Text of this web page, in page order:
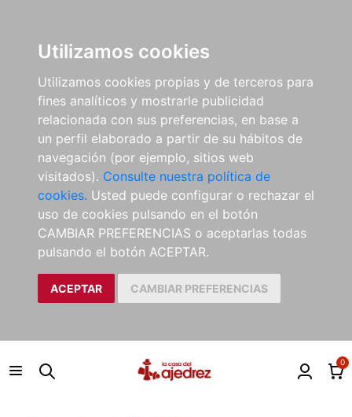
Utilizamos cookies
Utilizamos cookies propias y de terceros para
fines analíticos y mostrarle publicidad
relacionada con sus preferencias, en base a
un perfil elaborado a partir de su hábitos de
navegación (por ejemplo, sitios web
visitados). Consulte nuestra política de
cookies. Usted puede configurar o rechazar el
uso de cookies pulsando en el botón
CAMBIAR PREFERENCIAS o aceptarlas todas
pulsando el botón ACEPTAR.
ACEPTAR CAMBIAR PREFERENCIAS
0